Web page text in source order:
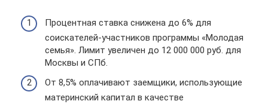
Процентная ставка снижена до 6% для
соискателей-участников программы «Молодая
семья». Лимит увеличен до 12 000 000 руб. для
Москвы и СПб.
От 8,5% оплачивают заемщики, использующие
материнский капитал в качестве